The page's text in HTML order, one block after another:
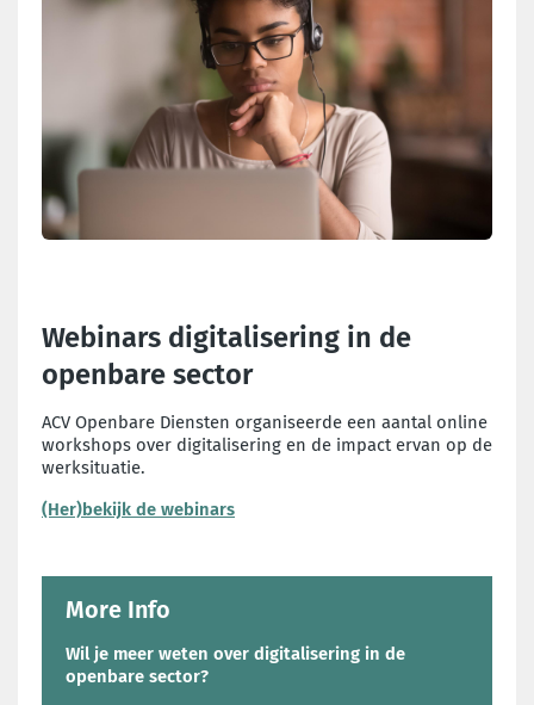
Webinars digitalisering in de
openbare sector
ACV Openbare Diensten organiseerde een aantal online
workshops over digitalisering en de impact ervan op de
werksituatie.
(Her)bekijk de webinars
More Info
Wil je meer weten over digitalisering in de
openbare sector?